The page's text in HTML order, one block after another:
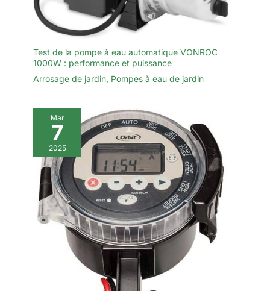
Test de la pompe à eau automatique VONROC
1000W : performance et puissance
Arrosage de jardin, Pompes à eau de jardin
Mar
7
2025